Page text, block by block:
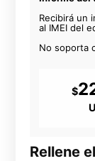
$
Recibirá un
al IMEI del
No soporta
Rellene